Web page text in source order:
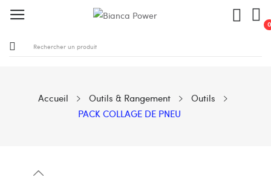
0
Accueil Outils & Rangement
Outils
PACK COLLAGE DE PNEU